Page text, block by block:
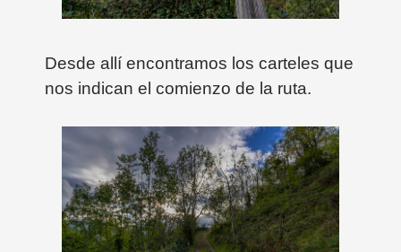
Desde allí encontramos los carteles que
nos indican el comienzo de la ruta.